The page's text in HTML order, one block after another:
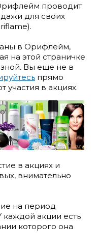
проводит
для своих
в Орифлейм,
на этой страничке
Вы еще не в
прямо
участия в акциях.
в акциях и
внимательно
на период
акции есть
которого она